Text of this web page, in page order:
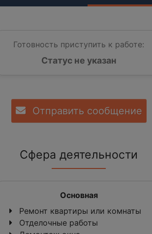
Готовность приступить к работе:
Статус не указан
Отправить сообщение
Сфера деятельности
Основная
Ремонт квартиры или комнаты
Отделочные работы